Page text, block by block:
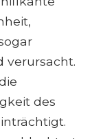
verursacht.
des